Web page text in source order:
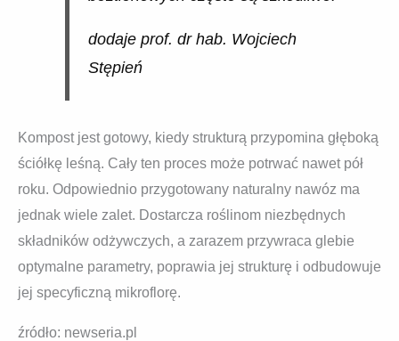
dodaje prof. dr hab. Wojciech
Stępień
Kompost jest gotowy, kiedy strukturą przypomina głęboką
ściółkę leśną. Cały ten proces może potrwać nawet pół
roku. Odpowiednio przygotowany naturalny nawóz ma
jednak wiele zalet. Dostarcza roślinom niezbędnych
składników odżywczych, a zarazem przywraca glebie
optymalne parametry, poprawia jej strukturę i odbudowuje
jej specyficzną mikroflorę.
źródło: newseria.pl